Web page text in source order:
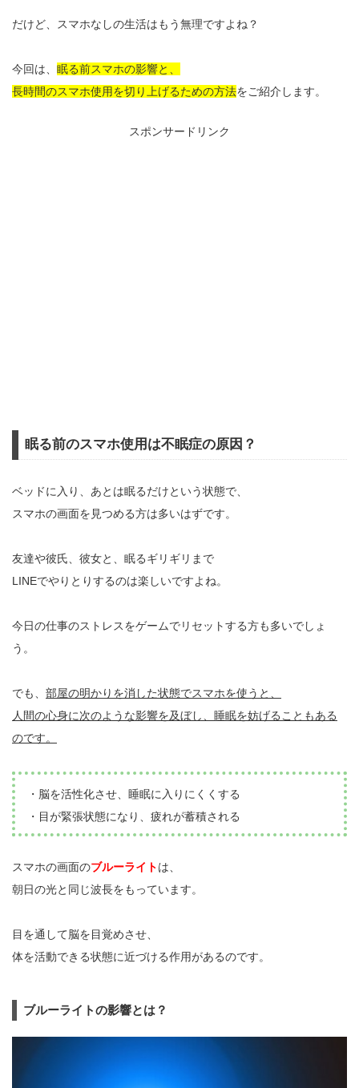
だけど、スマホなしの生活はもう無理ですよね？
今回は、 眠る前スマホの影響と、
長時間のスマホ使用を切り上げるための方法をご紹介します。
スポンサードリンク
眠る前のスマホ使用は不眠症の原因？
ベッドに入り、あとは眠るだけという状態で、
スマホの画面を見つめる方は多いはずです。
友達や彼氏、彼女と、眠るギリギリまで
LINEでやりとりするのは楽しいですよね。
今日の仕事のストレスをゲームでリセットする方も多いでしょ
う。
でも、 部屋の明かりを消した状態でスマホを使うと、
人間の心身に次のような影響を及ぼし、睡眠を妨げることもある
のです。
・脳を活性化させ、睡眠に入りにくくする
・目が緊張状態になり、疲れが蓄積される
スマホの画面のブルーライトは、
朝日の光と同じ波長をもっています。
目を通して脳を目覚めさせ、
体を活動できる状態に近づける作用があるのです。
ブルーライトの影響とは？